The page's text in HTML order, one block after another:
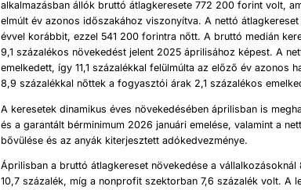
alkalmazásban állók bruttó átlagkeresete 772 200 forint volt,
elmúlt év azonos időszakához viszonyítva. A nettó
évvel korábbit, ezzel 541 200 forintra nőtt. A bruttó medián
9,1 százalékos növekedést jelent 2025 áprilisához képest. A
emelkedett, így 11,1 százalékkal felülmúlta az előző év azonos
8,9 százalékkal nőttek a fogyasztói árak 2,1 százalékos
A keresetek dinamikus éves növekedésében áprilisban is
és a garantált bérminimum 2026 januári emelése, valamint a
bővülése és az anyák kiterjesztett adókedvezménye.
Áprilisban a bruttó átlagkereset növekedése a
10,7 százalék, míg a nonprofit szektorban 7,6 százalék volt. A